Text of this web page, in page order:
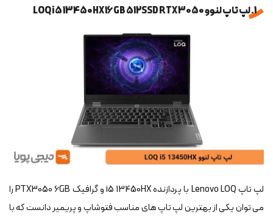
1. لپ تاپ لنوو LOQ i5 13450HX 16GB 512SSD RTX 3050
لپ تاپ Lenovo LOQ با پردازنده i5 13450HX و گرافیک PTX3050 6GB را
می توان یکی از بهترین لپ تاپ های مناسب فتوشاپ و پریمیر دانست که با